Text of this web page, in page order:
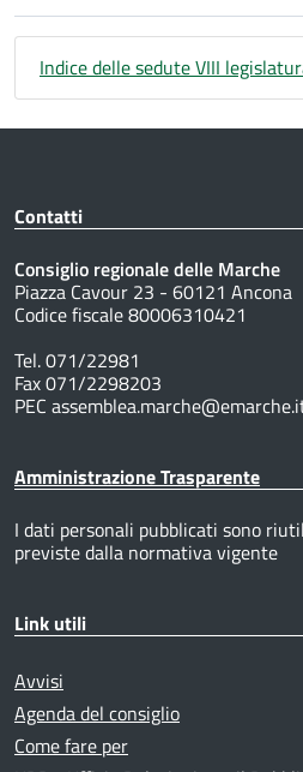
Indice delle sedute VIII
Contatti
Consiglio regionale delle Marche
Piazza Cavour 23 - 60121 Ancona
Codice fiscale 80006310421
Tel. 071/22981
Fax 071/2298203
PEC
Amministrazione Trasparente
I dati personali pubblicati sono
previste dalla normativa vigente
Link utili
Avvisi
Agenda del consiglio
Come fare per